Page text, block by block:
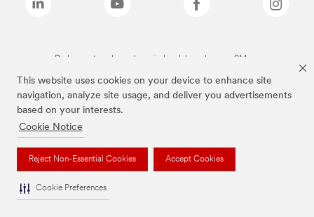
This website uses cookies on your device to enhance site
navigation, analyze site usage, and deliver you advertisements
based on your interests.
Cookie Notice
Reject Non-Essential Cookies Accept Cookies
Cookie Preferences
De bovenstaande merken zijn handelsmerken van 3M.we